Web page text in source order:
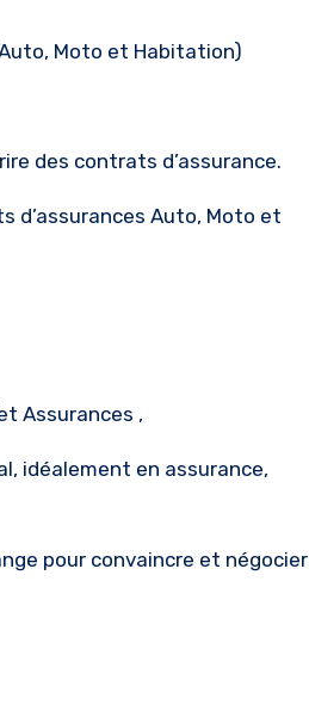
Moto et Habitation)
des contrats d’assurance.
d’assurances Auto, Moto et
Assurances ,
idéalement en assurance,
pour convaincre et négocier